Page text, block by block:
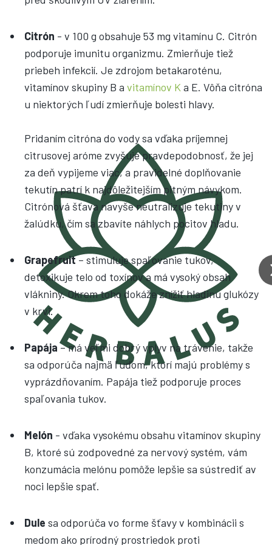
Citrón - v 100 g obsahuje 53 mg vitamínu C. Citrón
podporuje imunitu organizmu. Zmierňuje tiež
priebeh infekcií. Je zdrojom betakaroténu,
vitamínov skupiny B a vitamínov K a E. Vôňa citróna
u niektorých ľudí zmierňuje bolesti hlavy.
Pridaním citróna do vody sa vďaka príjemnej
citrusovej aróme zvyšuje pravdepodobnosť, že jej
za deň vypijeme viac, a pravidelné doplňovanie
tekutín patrí k najdôležitejším pitným návykom.
Citrónová šťava navyše neutralizuje tekutiny v
žalúdku, čím sa zbavíte náhlych pocitov hladu.
Grapefruit– stimuluje spaľovanie tukov,
detoxikuje telo od toxínov a má vysoký obsah
vlákniny. Okrem toho dokáže znížiť hladinu glukózy
v krvi.
Papája– má veľmi dobrý vplyv na trávenie, takže
sa odporúča najmä ľuďom, ktorí majú problémy s
vyprázdňovaním. Papája tiež podporuje proces
spaľovania tukov.
Melón - vďaka vysokému obsahu vitamínov skupiny
B, ktoré sú zodpovedné za nervový systém, vám
konzumácia melónu pomôže lepšie sa sústrediť av
noci lepšie spať.
Dule sa odporúča vo forme šťavy v kombinácii s
medom ako prírodný prostriedok proti